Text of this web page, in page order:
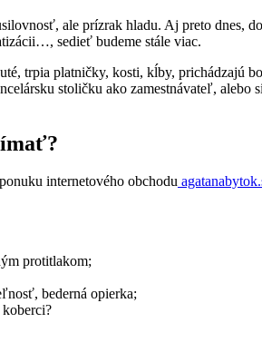
ale prízrak hladu. Aj preto dnes,
sedieť budeme stále viac.
trpia platničky, kosti, kĺby, prichádzajú
stoličku ako zamestnávateľ,
internetového obchodu
protitlakom;
bederná opierka;